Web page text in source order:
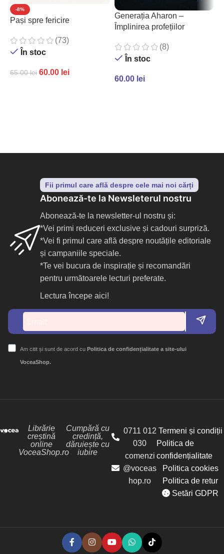
-8%
Pași spre fericire
(73)
În stoc
65.00lei 60.00 lei
Generația Aharon –
Împlinirea profețiilor
(8)
În stoc
60.00 lei
Fii primul care află despre cele mai noi cărți
Abonează-te la Newsleterul nostru
Abonează-te la newsletter-ul nostru și:
*Vei primi reduceri exclusive și cadouri surpriză.
*Vei fi primul care află despre noutățile editoriale
și campaniile speciale.
*Te vei bucura de inspirație și recomandări
pentru următoarele lecturi preferate.
Lectura începe aici!
Am citit și sunt de acord cu Politica de confidențialitate a site-ului
VoceaShop.
Librărie
creștină
online
VoceaShop.ro
Cumpără cu
credință,
dăruiește cu
iubire
0711 012
030
comenzi
@voceas
hop.ro
Termeni și condiții
Politica de
confidențialitate
Politica cookies
Politica de retur
Setări GDPR